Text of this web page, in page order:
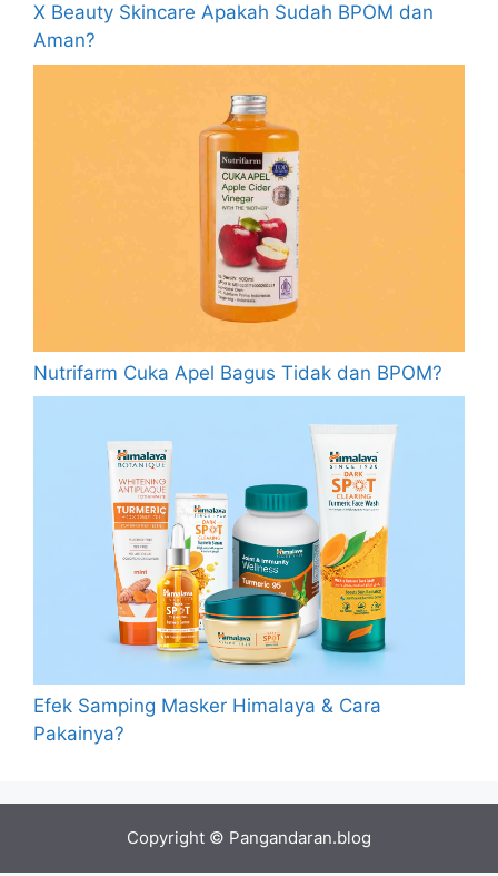
X Beauty Skincare Apakah Sudah BPOM dan
Aman?
Nutrifarm Cuka Apel Bagus Tidak dan BPOM?
Efek Samping Masker Himalaya & Cara
Pakainya?
Copyright © Pangandaran.blog